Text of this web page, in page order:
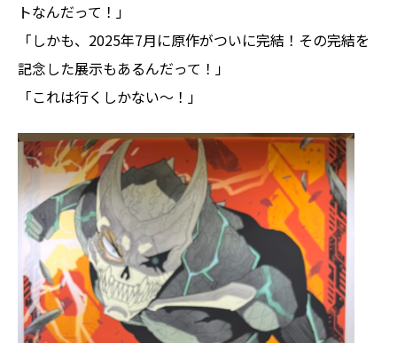
トなんだって！」
「しかも、2025年7月に原作がついに完結！その完結を
記念した展示もあるんだって！」
「これは行くしかない～！」